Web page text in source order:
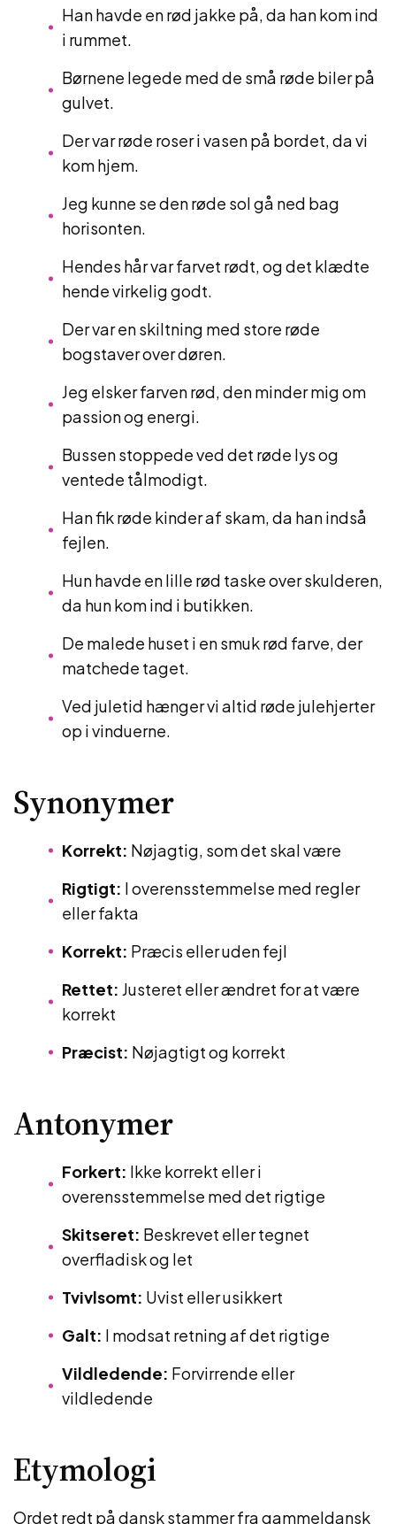
Han havde en rød jakke på, da han kom ind
i rummet.
Børnene legede med de små røde biler på
gulvet.
Der var røde roser i vasen på bordet, da vi
kom hjem.
Jeg kunne se den røde sol gå ned bag
horisonten.
Hendes hår var farvet rødt, og det klædte
hende virkelig godt.
Der var en skiltning med store røde
bogstaver over døren.
Jeg elsker farven rød, den minder mig om
passion og energi.
Bussen stoppede ved det røde lys og
ventede tålmodigt.
Han fik røde kinder af skam, da han indså
fejlen.
Hun havde en lille rød taske over skulderen,
da hun kom ind i butikken.
De malede huset i en smuk rød farve, der
matchede taget.
Ved juletid hænger vi altid røde julehjerter
op i vinduerne.
Synonymer
Korrekt: Nøjagtig, som det skal være
Rigtigt: I overensstemmelse med regler
eller fakta
Korrekt: Præcis eller uden fejl
Rettet: Justeret eller ændret for at være
korrekt
Præcist: Nøjagtigt og korrekt
Antonymer
Forkert: Ikke korrekt eller i
overensstemmelse med det rigtige
Skitseret: Beskrevet eller tegnet
overfladisk og let
Tvivlsomt: Uvist eller usikkert
Galt: I modsat retning af det rigtige
Vildledende: Forvirrende eller
vildledende
Etymologi
Ordet redt på dansk stammer fra gammeldansk